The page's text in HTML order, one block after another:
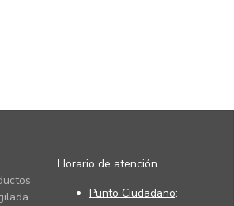
Horario de atención
Punto Ciudadano: